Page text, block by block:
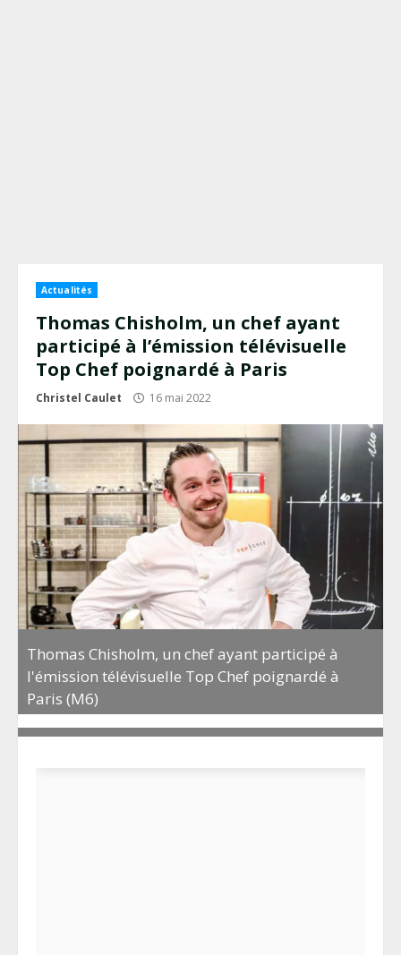
Actualités
Thomas Chisholm, un chef ayant
participé à l’émission télévisuelle
Top Chef poignardé à Paris
Christel Caulet 16 mai 2022
Thomas Chisholm, un chef ayant participé à
l'émission télévisuelle Top Chef poignardé à
Paris (M6)